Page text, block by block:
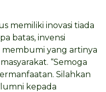
memiliki inovasi tiada
batas, invensi
yang artinya
“Semoga
Silahkan
kepada